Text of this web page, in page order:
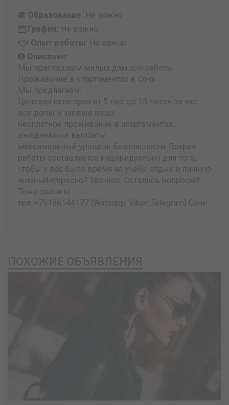
Образование: Не важно
График: Не важно
Опыт работы: Не важно
Описание:
Мы приглашаем милых дам для работы
Проживание в апартаментах в Сочи
Мы предлагаем:
Ценовая категория от 5 тыс до 15 тысяч за час,
все допы и чаевые ваши
бесплатное проживание в апартаментах,
ежедневные выплаты
максимальный уровень безопасности. График
работы составляется индивидуально для того,
чтобы у вас было время на учебу, отдых и личную
жизньИнтересно? Звоните. Остались вопросы?
Тоже звоните
тел. +79186144177 (Watsapp, Viber, Telegram) Сочи